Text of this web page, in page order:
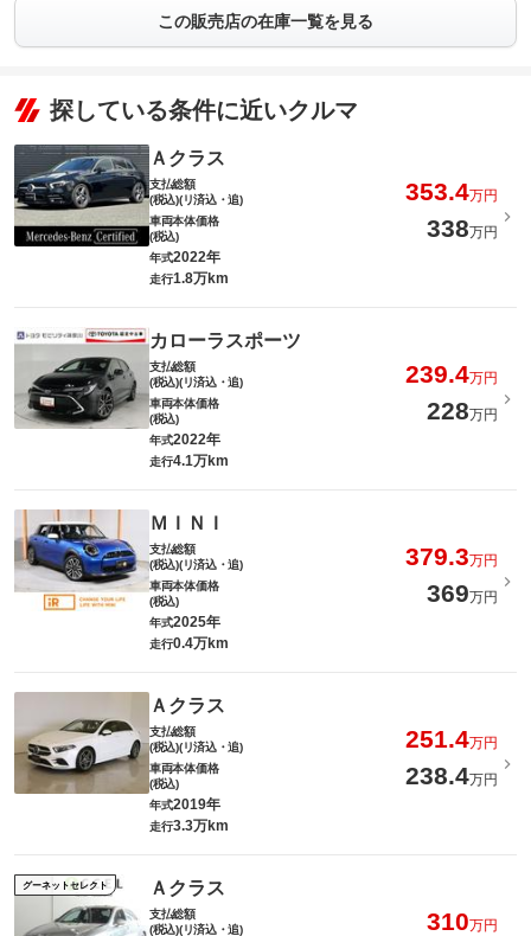
この販売店の在庫一覧を見る
探している条件に近いクルマ
Ａクラス
支払総額
(税込)(リ済込・追)
353.4万円
車両本体価格
(税込)
338万円
年式2022年
走行1.8万km
カローラスポーツ
支払総額
(税込)(リ済込・追)
239.4万円
車両本体価格
(税込)
228万円
年式2022年
走行4.1万km
ＭＩＮＩ
支払総額
(税込)(リ済込・追)
379.3万円
車両本体価格
(税込)
369万円
年式2025年
走行0.4万km
Ａクラス
支払総額
(税込)(リ済込・追)
251.4万円
車両本体価格
(税込)
238.4万円
年式2019年
走行3.3万km
グーネットセレクト Ａクラス
支払総額
(税込)(リ済込・追)
310万円